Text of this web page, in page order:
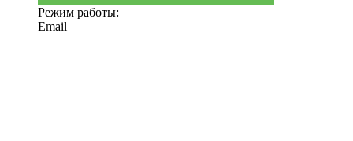
Режим работы:
Email